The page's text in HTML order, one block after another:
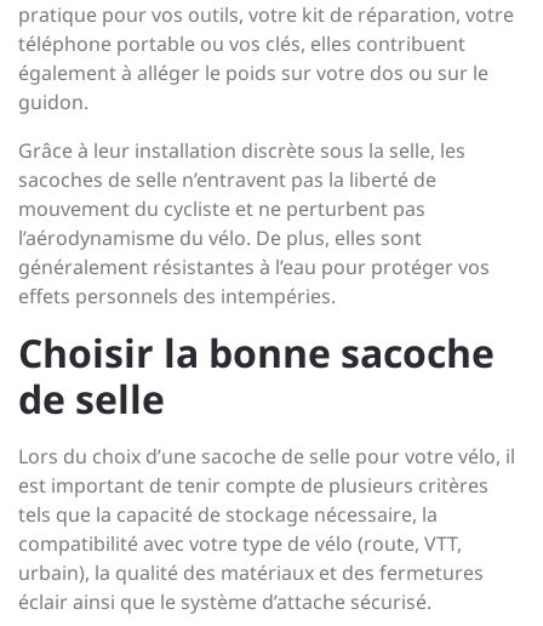
pratique pour vos outils, votre kit de réparation, votre
téléphone portable ou vos clés, elles contribuent
également à alléger le poids sur votre dos ou sur le
guidon.
Grâce à leur installation discrète sous la selle, les
sacoches de selle n’entravent pas la liberté de
mouvement du cycliste et ne perturbent pas
l’aérodynamisme du vélo. De plus, elles sont
généralement résistantes à l’eau pour protéger vos
effets personnels des intempéries.
Choisir la bonne sacoche
de selle
Lors du choix d’une sacoche de selle pour votre vélo, il
est important de tenir compte de plusieurs critères
tels que la capacité de stockage nécessaire, la
compatibilité avec votre type de vélo (route, VTT,
urbain), la qualité des matériaux et des fermetures
éclair ainsi que le système d’attache sécurisé.